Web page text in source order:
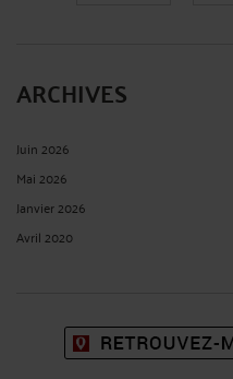
ARCHIVES
Juin 2026
Mai 2026
Janvier 2026
Avril 2020